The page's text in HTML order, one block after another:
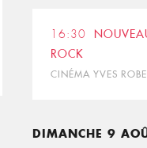
16:30
ROCK
CINÉMA YVES
DIMANCHE 9